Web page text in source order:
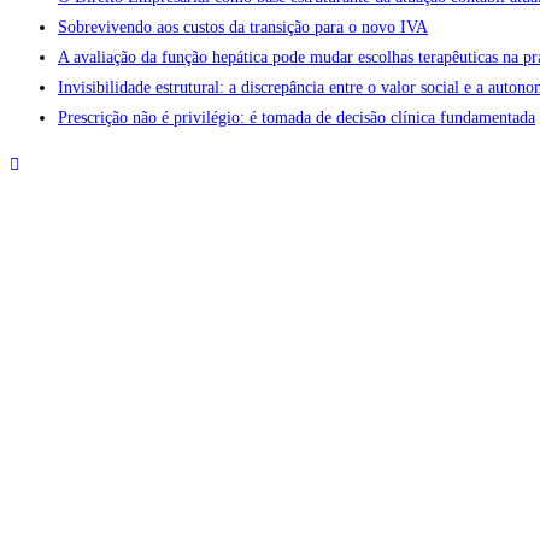
Sobrevivendo aos custos da transição para o novo IVA
A avaliação da função hepática pode mudar escolhas terapêuticas na
Invisibilidade estrutural: a discrepância entre o valor social e a
Prescrição não é privilégio: é tomada de decisão clínica fundamentada